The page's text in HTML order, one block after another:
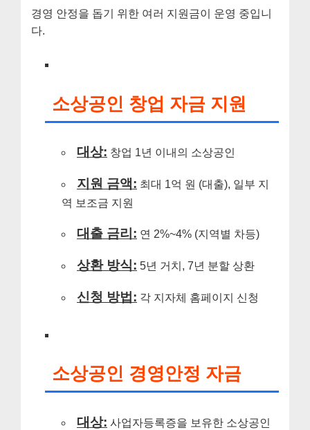
경영 안정을 돕기 위한 여러 지원금이 운영 중입니
다.
소상공인 창업 자금 지원
대상: 창업 1년 이내의 소상공인
지원 금액: 최대 1억 원 (대출), 일부 지
역 보조금 지원
대출 금리: 연 2%~4% (지역별 차등)
상환 방식: 5년 거치, 7년 분할 상환
신청 방법: 각 지자체 홈페이지 신청
소상공인 경영안정 자금
대상: 사업자등록증을 보유한 소상공인